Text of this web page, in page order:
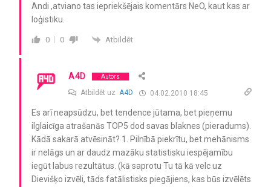
Andi ,atviano tas iepriekšējais komentārs NeO, kaut kas ar
loģistiku.
0 0 Atbildēt
A4D Autors
Atbildēt uz A4D 04.02.2010 18:45
Es arī neapsūdzu, bet tendence jūtama, bet pieņemu
ilglaicīga atrašanās TOP5 dod savas blaknes (pieradums).
Kādā sakarā atvēsināt? 1. Pilnībā piekrītu, bet mehānisms
ir nelāgs un ar daudz mazāku statistisku iespējamību
iegūt labus rezultātus. (kā saprotu Tu tā kā velc uz
Dievišķo izvēli, tāds fatālistisks piegājiens, kas būs izvēlēts